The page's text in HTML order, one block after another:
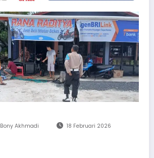
Bony Akhmadi 18 Februari 2026